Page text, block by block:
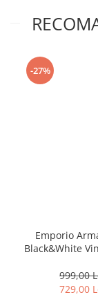
-27%
Emporio
Black&White
999,00
729,00